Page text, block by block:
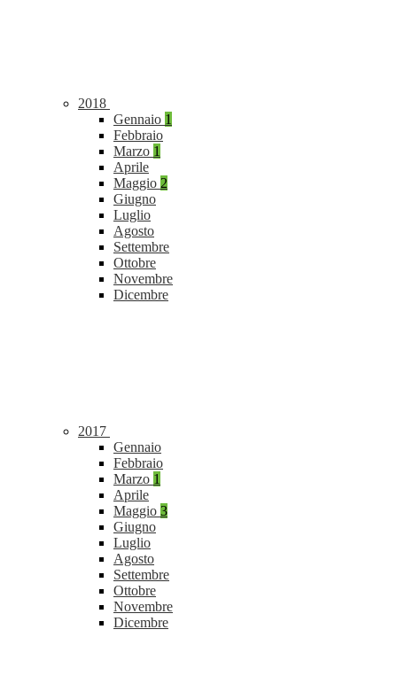
2018
Gennaio 1
Febbraio
Marzo 1
Aprile
Maggio 2
Giugno
Luglio
Agosto
Settembre
Ottobre
Novembre
Dicembre
2017
Gennaio
Febbraio
Marzo 1
Aprile
Maggio 3
Giugno
Luglio
Agosto
Settembre
Ottobre
Novembre
Dicembre